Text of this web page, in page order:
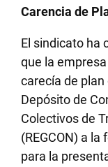
Carencia de
El sindicato ha
que la
carecía de
Depósito de
Colectivos de
(REGCON) a
para la